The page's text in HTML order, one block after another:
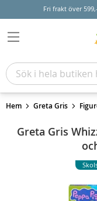
Fri frakt över
Hem Greta Gris
Greta Gris